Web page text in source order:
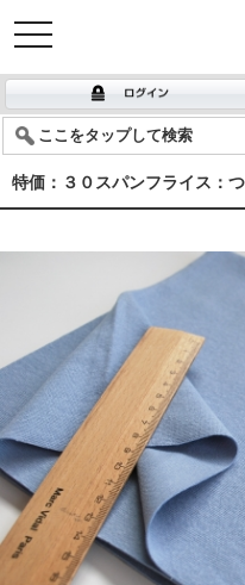
toggle
navigation
ここをタップして検索
特価：３０スパン